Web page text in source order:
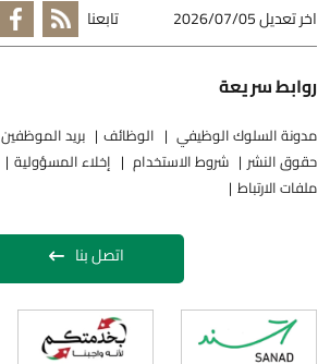
اخر تعديل2026/07/05 تابعنا
روابط سريعة
مدونة السلوك الوظيفي الوظائف بريد الموظفين
حقوق النشر
شروط الاستخدام إخلاء المسؤولية
ملفات الارتباط
اتصل بنا